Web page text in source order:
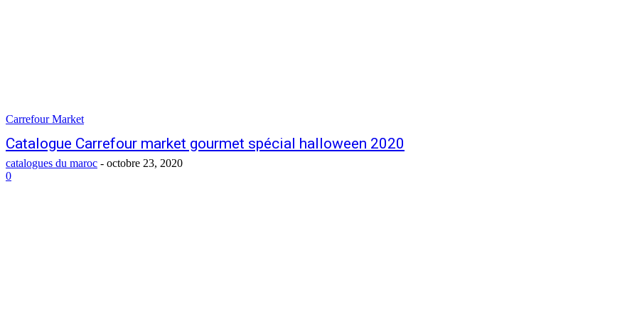
Carrefour Market
Catalogue Carrefour market gourmet spécial halloween 2020
catalogues du maroc - octobre 23, 2020
0